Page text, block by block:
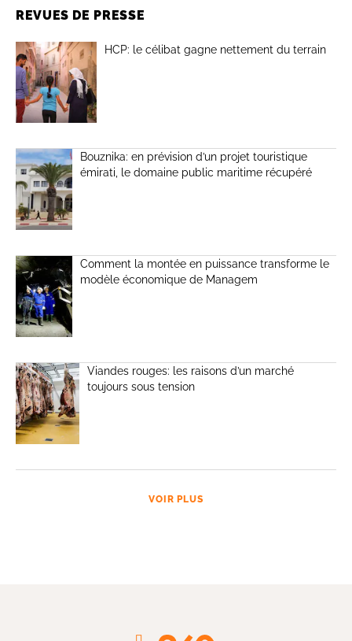
REVUES DE PRESSE
HCP: le célibat gagne nettement du terrain
Bouznika: en prévision d’un projet touristique
émirati, le domaine public maritime récupéré
Comment la montée en puissance transforme le
modèle économique de Managem
Viandes rouges: les raisons d’un marché
toujours sous tension
VOIR PLUS